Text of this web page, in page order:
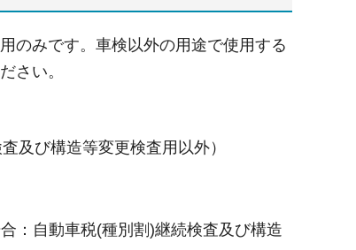
のみです。車検以外の用途で使用する
さい。
及び構造等変更検査用以外）
：自動車税(種別割)継続検査及び構造